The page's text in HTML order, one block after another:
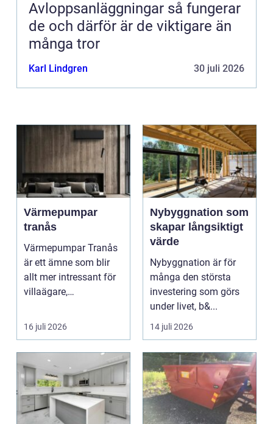
Avloppsanläggningar så fungerar
de och därför är de viktigare än
många tror
Karl Lindgren 30 juli 2026
Värmepumpar
tranås
Värmepumpar Tranås
är ett ämne som blir
allt mer intressant för
villaägare,
o...
16 juli 2026
Nybyggnation som
skapar långsiktigt
värde
Nybyggnation är för
många den största
investering som görs
under livet, b&...
14 juli 2026